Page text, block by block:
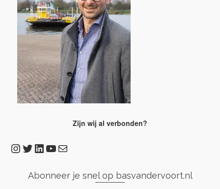
Zijn wij al verbonden?
Instagram
Twitter
LinkedIn
YouTube
E-mail
Abonneer je snel op basvandervoort.nl